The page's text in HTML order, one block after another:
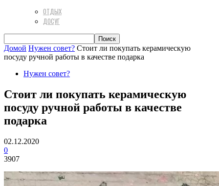
ОТДЫХ
ДОСУГ
Домой Нужен совет? Стоит ли покупать керамическую
посуду ручной работы в качестве подарка
Нужен совет?
Стоит ли покупать керамическую
посуду ручной работы в качестве
подарка
02.12.2020
0
3907